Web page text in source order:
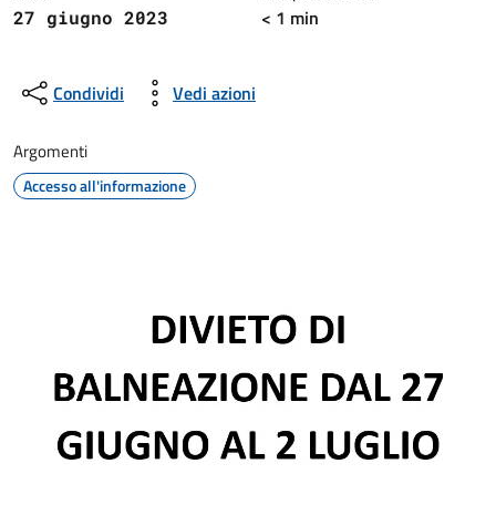
27 giugno 2023 < 1 min
Condividi Vedi azioni
Argomenti
Accesso all'informazione